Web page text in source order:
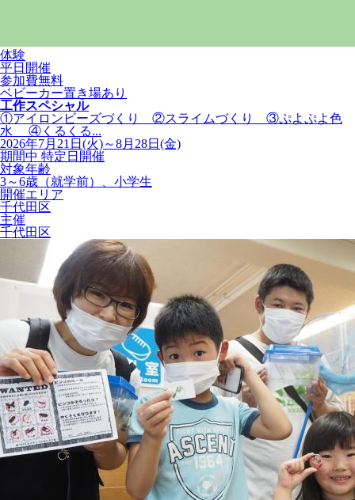
体験
平日開催
参加費無料
ベビーカー置き場あり
工作スペシャル
①アイロンビーズづくり ②スライムづくり ③ぷよぷよ色
水 ④くるくる...
2026年7月21日(火)～8月28日(金)
期間中 特定日開催
対象年齢
3～6歳（就学前）、小学生
開催エリア
千代田区
主催
千代田区